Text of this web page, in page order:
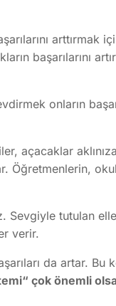
arttırmak
başarılarını
onların
açacaklar
Öğretmenlerin, okul
Sevgiyle tutulan
verir.
da artar. Bu
çok önemli